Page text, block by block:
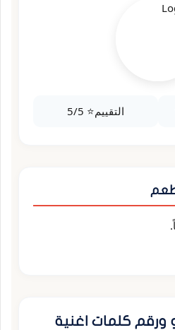
التقييم⭐ 5/5
ورقم كلمات اغنية